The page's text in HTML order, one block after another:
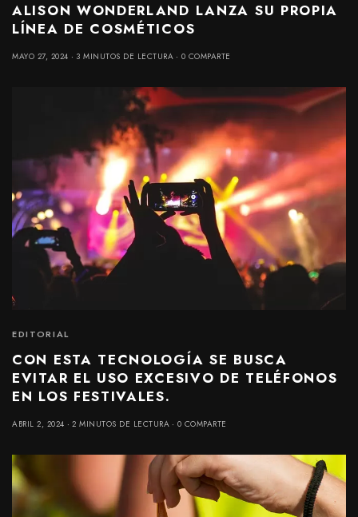
ALISON WONDERLAND LANZA SU PROPIA
LÍNEA DE COSMÉTICOS
MAYO 27, 2024 3 MINUTOS DE LECTURA 0 COMPARTE
EDITORIAL
CON ESTA TECNOLOGÍA SE BUSCA
EVITAR EL USO EXCESIVO DE TELÉFONOS
EN LOS FESTIVALES.
ABRIL 2, 2024 2 MINUTOS DE LECTURA 0 COMPARTE